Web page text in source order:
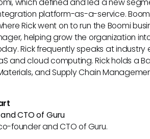
platform-as-a-service.
Rick went on to run the Boomi
helping grow the organization
Rick frequently speaks at
and cloud computing. Rick holds a
and Supply Chain
CTO of Guru
founder and CTO of Guru.